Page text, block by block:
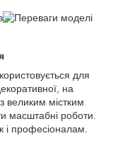
для
на
великим містким
масштабні роботи.
і професіоналам.